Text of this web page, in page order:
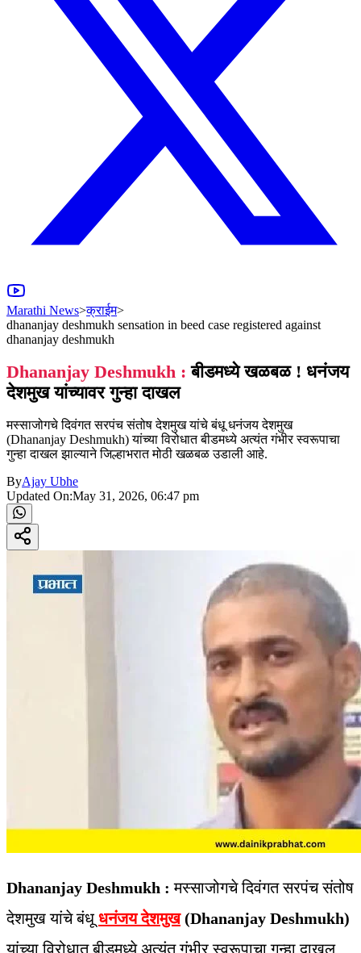
Marathi News>क्राईम>
dhananjay deshmukh sensation in beed case registered against
dhananjay deshmukh
Dhananjay Deshmukh : बीडमध्ये खळबळ ! धनंजय
देशमुख यांच्यावर गुन्हा दाखल
मस्साजोगचे दिवंगत सरपंच संतोष देशमुख यांचे बंधू धनंजय देशमुख
(Dhananjay Deshmukh) यांच्या विरोधात बीडमध्ये अत्यंत गंभीर स्वरूपाचा
गुन्हा दाखल झाल्याने जिल्हाभरात मोठी खळबळ उडाली आहे.
ByAjay Ubhe
Updated On:May 31, 2026, 06:47 pm
Dhananjay Deshmukh : मस्साजोगचे दिवंगत सरपंच संतोष
देशमुख यांचे बंधू धनंजय देशमुख (Dhananjay Deshmukh)
यांच्या विरोधात बीडमध्ये अत्यंत गंभीर स्वरूपाचा गुन्हा दाखल